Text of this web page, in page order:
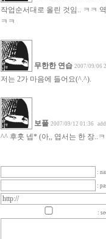
작업순서대로 올린 것임.. ㅋㅋ
ㅋㅋ
무한한 연습 2007/09/06
저는 2가 마음에 들어요(^.^).
보풀 2007/09/12 01:36
^^ 후훗 넵* (아,, 엽서는 한 장..
:
:
: